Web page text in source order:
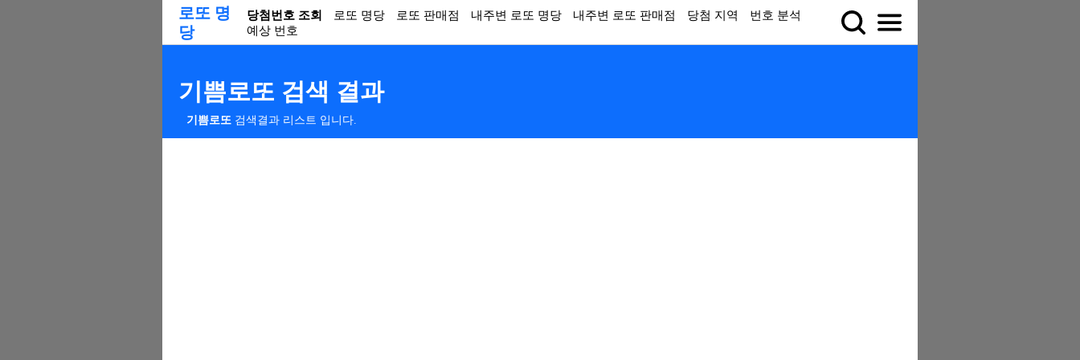
로또 명
당
당첨번호 조회 로또 명당 로또 판매점 내주변 로또 명당 내주변 로또 판매점 당첨 지역
번호 분석
예상 번호
기쁨로또 검색 결과
기쁨로또 검색결과 리스트 입니다.